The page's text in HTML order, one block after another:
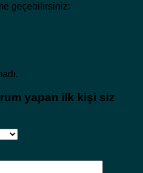
geçebilirsiniz:
yapan ilk kişi siz